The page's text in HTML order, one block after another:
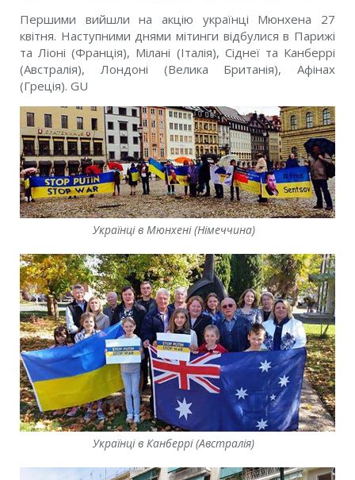
Першими вийшли на акцію українці Мюнхена 27
квітня. Наступними днями мітинги відбулися в Парижі
та Ліоні (Франція), Мілані (Італія), Сіднеї та Канберрі
(Австралія), Лондоні (Велика Британія), Афінах
(Греція). GU
Українці в Мюнхені (Німеччина)
Українці в Канберрі (Австралія)